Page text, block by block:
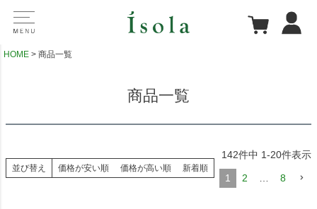
HOME 商品一覧
商品一覧
並び替え 価格が安い順 価格が高い順 新着順
142件中 1-20件表示
1 2 … 8